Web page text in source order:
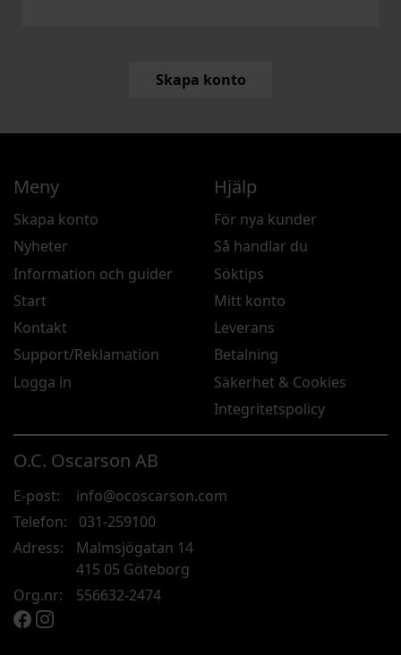
Skapa konto
O.C. Oscarson AB
E-post:
info@ocoscarson.com
Telefon:
031-259100
Adress:
Malmsjögatan 14
415 05 Göteborg
Org.nr:
556632-2474
Meny
Skapa konto
Nyheter
Information och guider
Start
Kontakt
Support/Reklamation
Logga in
Hjälp
För nya kunder
Så handlar du
Söktips
Mitt konto
Leverans
Betalning
Säkerhet & Cookies
Integritetspolicy